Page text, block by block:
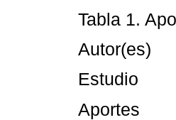
Tabla 1.
Autor(es)
Estudio
Aportes